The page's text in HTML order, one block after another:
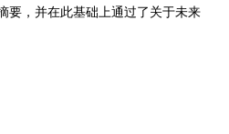
要，并在此基础上通过了关于未来